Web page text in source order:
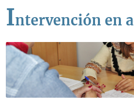
Intervención en